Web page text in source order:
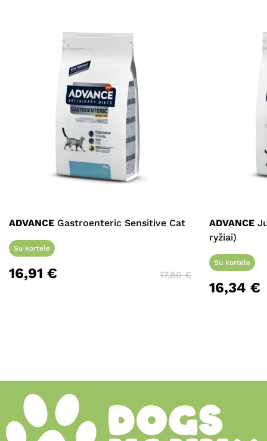
ADVANCE Gastroenteric Sensitive Cat
Su kortele
16,91 € 17,80€
ADVANCE
ryžiai)
Su kortele
16,34 €